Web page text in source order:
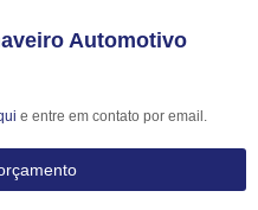
Automotivo
e entre em contato por email.